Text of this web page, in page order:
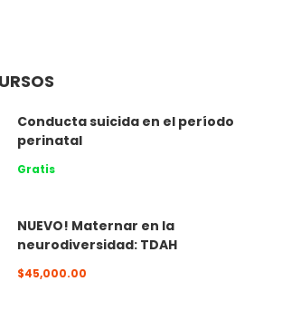
Conducta suicida en el período
perinatal
Gratis
NUEVO! Maternar en la
neurodiversidad: TDAH
$45,000.00